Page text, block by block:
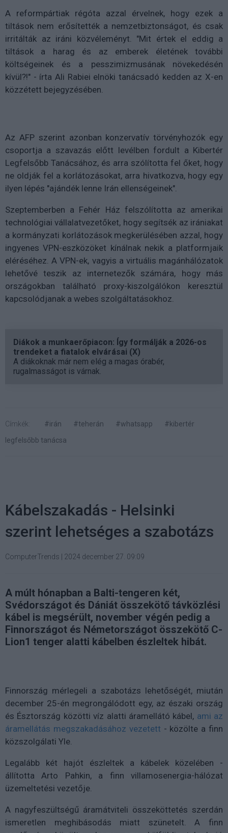
A reformpártiak régóta azzal érvelnek, hogy ezek a
tiltások nem erősítették a nemzetbiztonságot, és csak
irritálták az iráni közvéleményt. "Mit értek el eddig a
tiltások a harag és az emberek életének további
költségeinek és a pesszimizmusának növekedésén
kívül?!" - írta Ali Rabiei elnöki tanácsadó kedden az X-en
közzétett bejegyzésében.
Az AFP szerint azonban konzervatív törvényhozók egy
csoportja a szavazás előtt levélben fordult a Kibertér
Legfelsőbb Tanácsához, és arra szólította fel őket, hogy
ne oldják fel a korlátozásokat, arra hivatkozva, hogy egy
ilyen lépés "ajándék lenne Irán ellenségeinek".
Szeptemberben a Fehér Ház felszólította az amerikai
technológiai vállalatvezetőket, hogy segítsék az irániakat
a kormányzati korlátozások megkerülésében azzal, hogy
ingyenes VPN-eszközöket kínálnak nekik a platformjaik
eléréséhez. A VPN-ek, vagyis a virtuális magánhálózatok
lehetővé teszik az internetezők számára, hogy más
országokban található proxy-kiszolgálókon keresztül
kapcsolódjanak a webes szolgáltatásokhoz.
Diákok a munkaerőpiacon: Így formálják a 2026-os
trendeket a fiatalok elvárásai (X)
A diákoknak már nem elég a magas órabér,
rugalmasságot is várnak.
Címkék: #irán #teherán #whatsapp
#kibertér
legfelsőbb tanácsa
Kábelszakadás - Helsinki
szerint lehetséges a szabotázs
ComputerTrends 2024 december 27. 09:09
A múlt hónapban a Balti-tengeren két,
Svédországot és Dániát összekötő távközlési
kábel is megsérült, november végén pedig a
Finnországot és Németországot összekötő C-
Lion1 tenger alatti kábelben észleltek hibát.
Finnország mérlegeli a szabotázs lehetőségét, miután
december 25-én megrongálódott egy, az északi ország
és Észtország közötti víz alatti áramellátó kábel, ami az
áramellátás megszakadásához vezetett - közölte a finn
közszolgálati Yle.
Legalább két hajót észleltek a kábelek közelében -
állította Arto Pahkin, a finn villamosenergia-hálózat
üzemeltetési vezetője.
A nagyfeszültségű áramátviteli összeköttetés szerdán
ismeretlen meghibásodás miatt szünetelt. A finn